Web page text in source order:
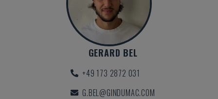
GERARD BEL
+49 173 2872 031
G.BEL@GINDUMAC.COM